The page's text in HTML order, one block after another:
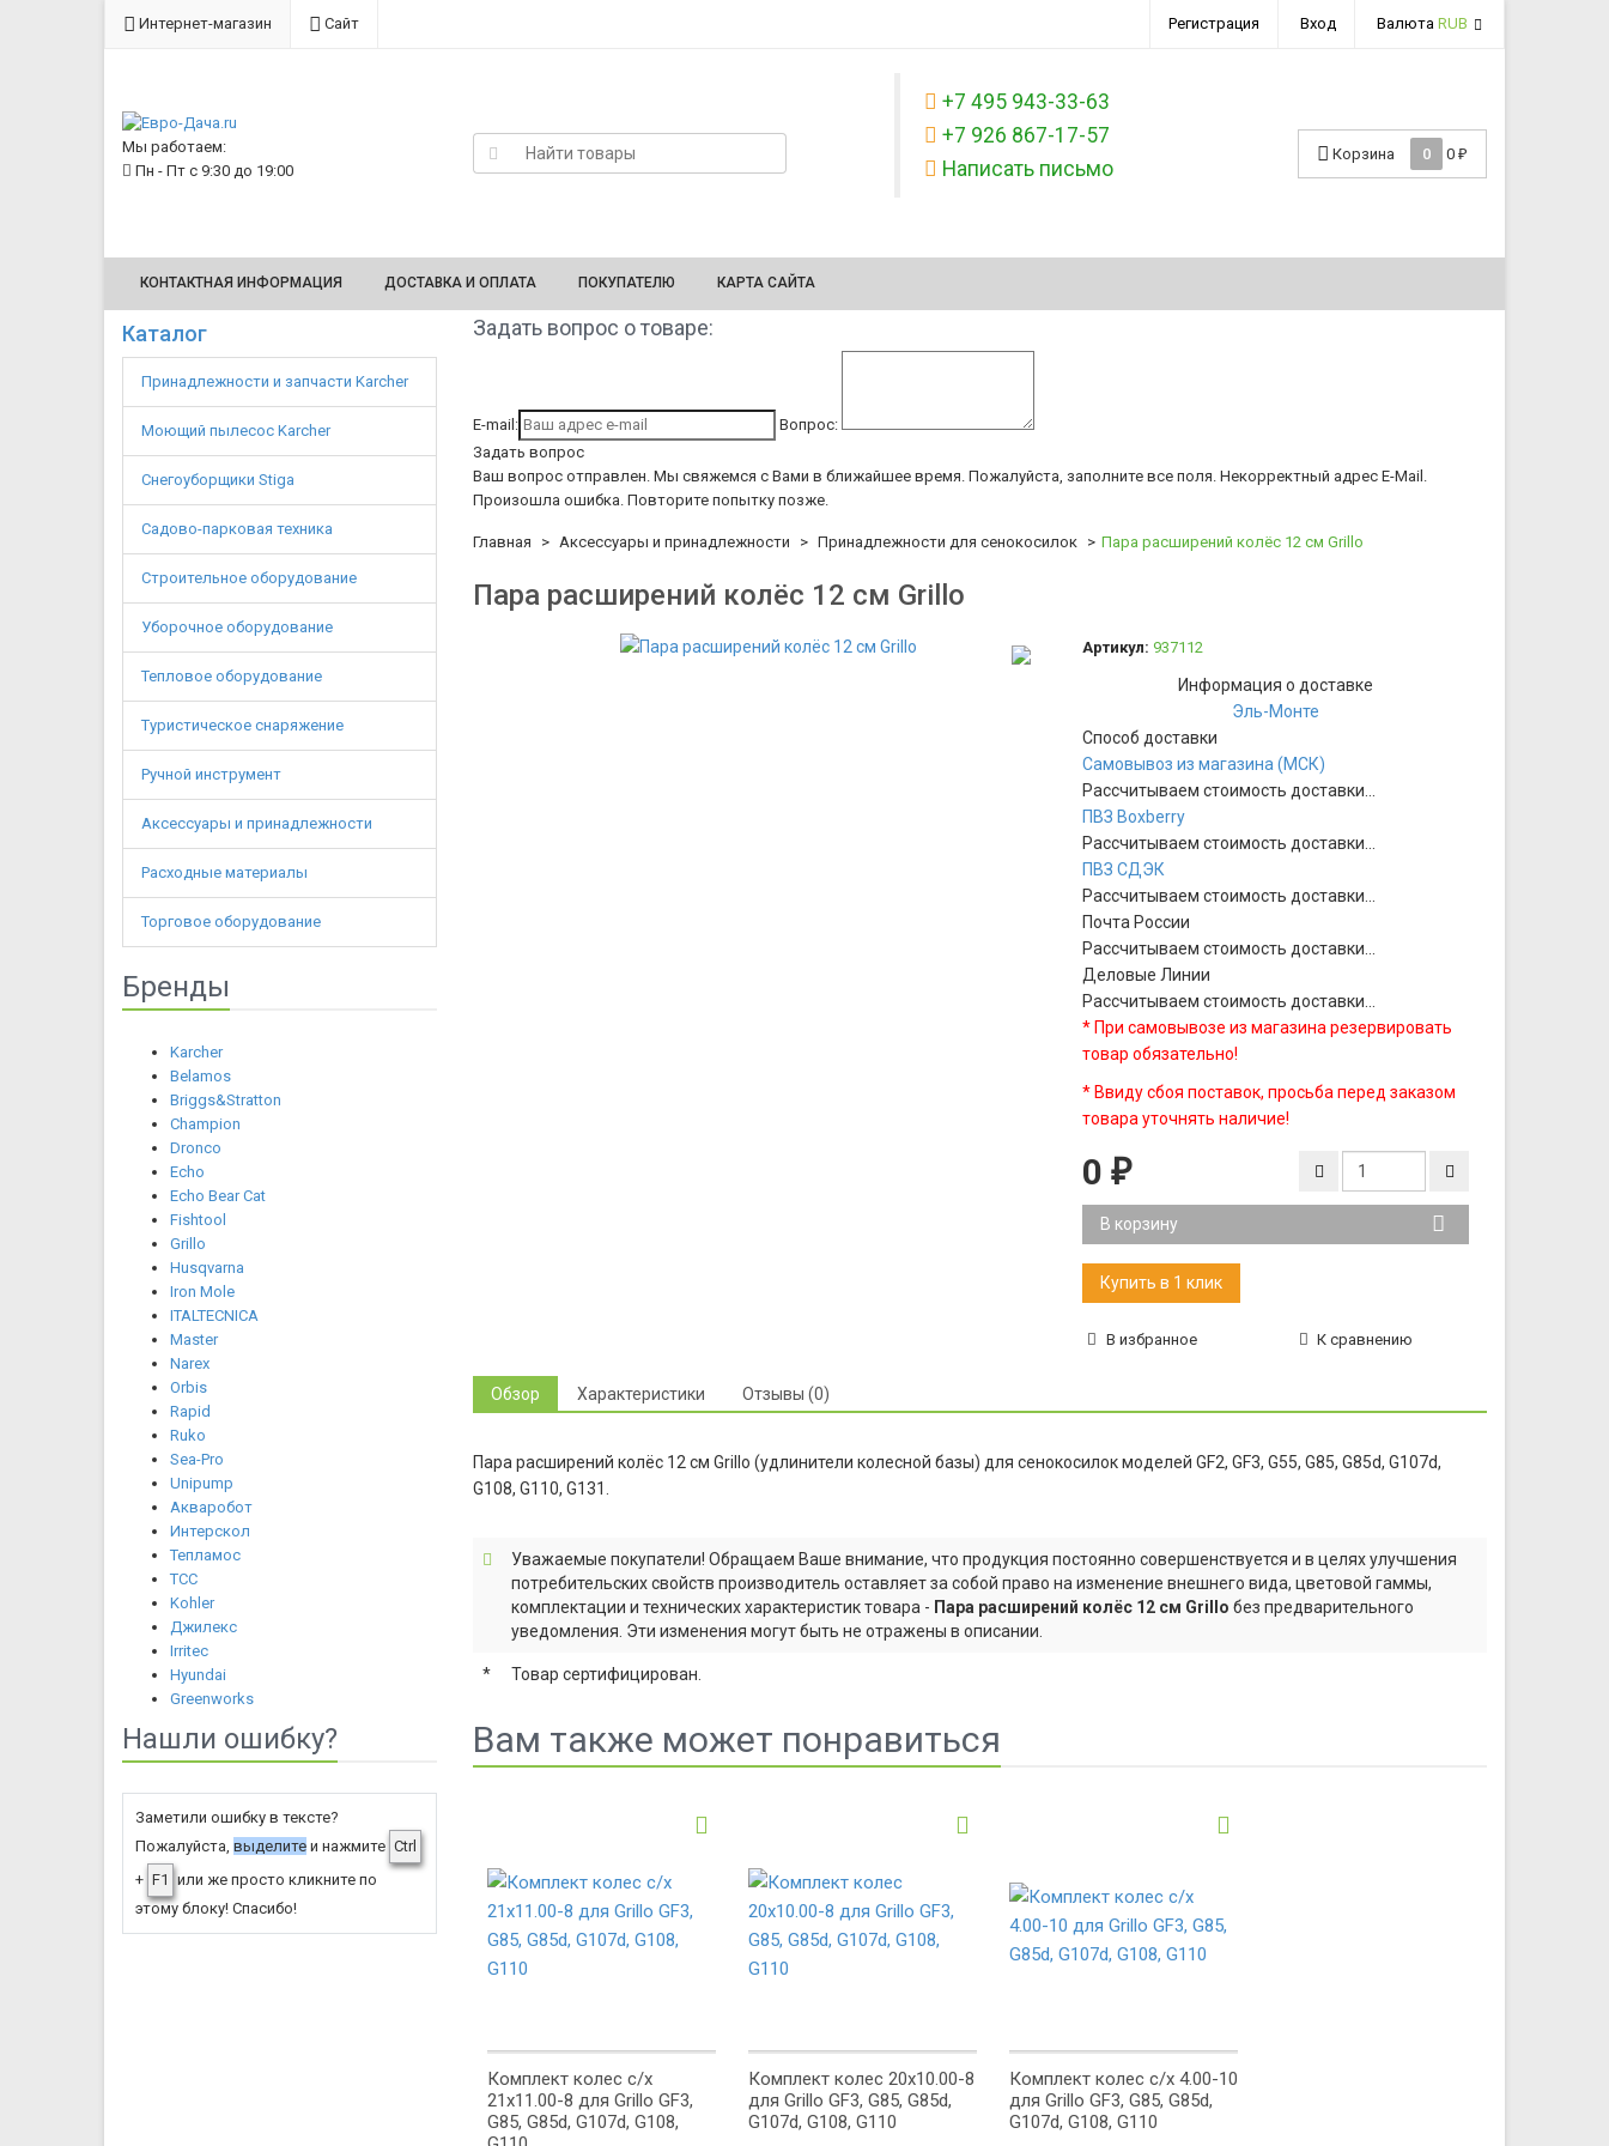
Интернет-магазин Сайт Регистрация Вход Валюта RUB
Мы работаем:
Пн - Пт с 9:30 до 19:00
+7 495 943-33-63
+7 926 867-17-57
Написать письмо
Корзина 0 0 ₽
КОНТАКТНАЯ ИНФОРМАЦИЯ ДОСТАВКА И ОПЛАТА ПОКУПАТЕЛЮ КАРТА САЙТА
Каталог
Принадлежности и запчасти Karcher
Моющий пылесос Karcher
Снегоуборщики Stiga
Садово-парковая техника
Строительное оборудование
Уборочное оборудование
Тепловое оборудование
Туристическое снаряжение
Ручной инструмент
Аксессуары и принадлежности
Расходные материалы
Торговое оборудование
Бренды
Karcher
Belamos
Briggs&Stratton
Champion
Dronco
Echo
Echo Bear Cat
Fishtool
Grillo
Husqvarna
Iron Mole
ITALTECNICA
Master
Narex
Orbis
Rapid
Ruko
Sea-Pro
Unipump
Акваробот
Интерскол
Тепламос
ТСС
Kohler
Джилекс
Irritec
Hyundai
Greenworks
Нашли ошибку?
Заметили ошибку в тексте?
Пожалуйста, выделите и нажмите Ctrl
+ F1 или же просто кликните по
этому блоку! Спасибо!
Задать вопрос о товаре:
E-mail:
Вопрос:
Задать вопрос
Ваш вопрос отправлен. Мы свяжемся с Вами в ближайшее время. Пожалуйста, заполните все поля. Некорректный адрес E-Mail.
Произошла ошибка. Повторите попытку позже.
Главная Аксессуары и принадлежности Принадлежности для сенокосилок Пара расширений колёс 12 см Grillo
Пара расширений колёс 12 см Grillo
Артикул: 937112
Информация о доставке
Эль-Монте
Способ доставки
Самовывоз из магазина (МСК)
Рассчитываем стоимость доставки...
ПВЗ Boxberry
Рассчитываем стоимость доставки...
ПВЗ СДЭК
Рассчитываем стоимость доставки...
Почта России
Рассчитываем стоимость доставки...
Деловые Линии
Рассчитываем стоимость доставки...
* При самовывозе из магазина резервировать
товар обязательно!
* Ввиду сбоя поставок, просьба перед заказом
товара уточнять наличие!
0 ₽
В корзину
В избранное К сравнению
Обзор Характеристики Отзывы (0)
Пара расширений колёс 12 см Grillo (удлинители колесной базы) для сенокосилок моделей GF2, GF3, G55, G85, G85d, G107d,
G108, G110, G131.
Уважаемые покупатели! Обращаем Ваше внимание, что продукция постоянно совершенствуется и в целях улучшения
потребительских свойств производитель оставляет за собой право на изменение внешнего вида, цветовой гаммы,
комплектации и технических характеристик товара - Пара расширений колёс 12 см Grillo без предварительного
уведомления. Эти изменения могут быть не отражены в описании.
* Товар сертифицирован.
Вам также может понравиться
Комплект колес с/x
21x11.00-8 для Grillo GF3,
G85, G85d, G107d, G108,
Комплект колес 20x10.00-8
для Grillo GF3, G85, G85d,
G107d, G108, G110
Комплект колес с/x 4.00-10
для Grillo GF3, G85, G85d,
G107d, G108, G110